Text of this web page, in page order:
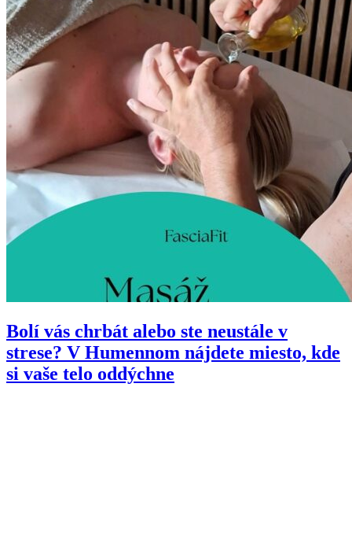
Bolí vás chrbát alebo ste neustále v
strese? V Humennom nájdete miesto, kde
si vaše telo oddýchne